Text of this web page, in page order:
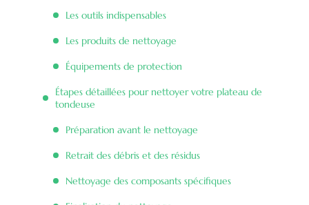
Les outils indispensables
Les produits de nettoyage
Équipements de protection
Étapes détaillées pour nettoyer votre plateau de
tondeuse
Préparation avant le nettoyage
Retrait des débris et des résidus
Nettoyage des composants spécifiques